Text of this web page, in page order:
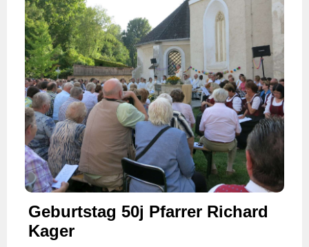
Geburtstag 50j Pfarrer Richard
Kager